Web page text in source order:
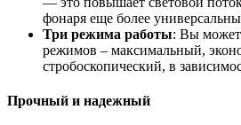
фонаря еще более
Три режима работы: Вы
режимов – максимальный,
стробоскопический, в
Прочный и надежный